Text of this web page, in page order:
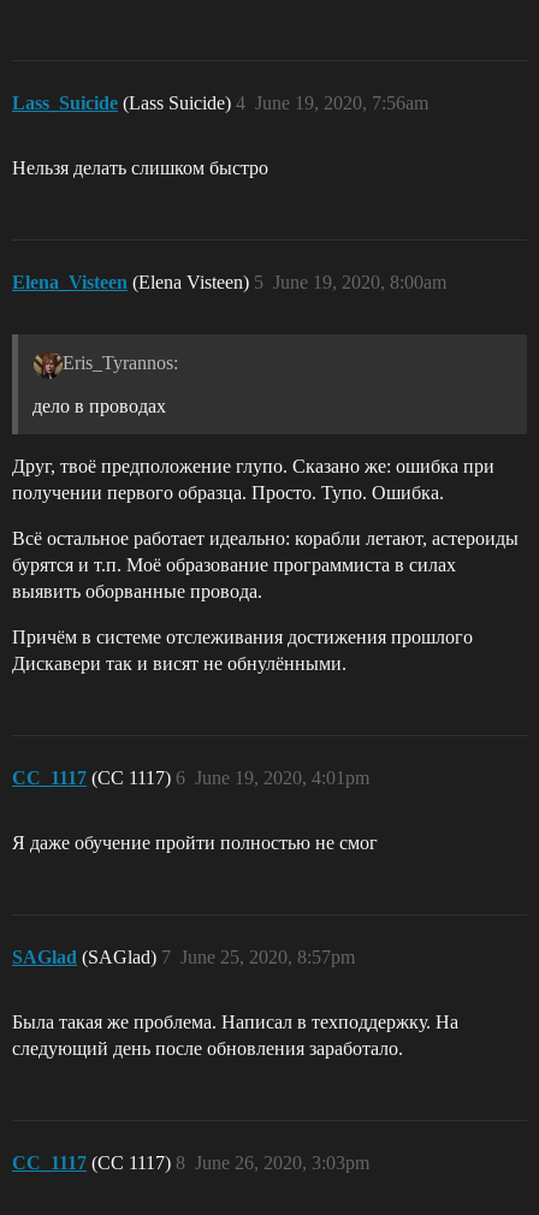
Lass_Suicide (Lass Suicide) June 19, 2020, 7:56am
4
Нельзя делать слишком быстро
Elena_Visteen (Elena Visteen) June 19, 2020, 8:00am
5
Eris_Tyrannos:
дело в проводах
Друг, твоё предположение глупо. Сказано же: ошибка при
получении первого образца. Просто. Тупо. Ошибка.
Всё остальное работает идеально: корабли летают, астероиды
бурятся и т.п. Моё образование программиста в силах
выявить оборванные провода.
Причём в системе отслеживания достижения прошлого
Дискавери так и висят не обнулёнными.
CC_1117 (CC 1117) June 19, 2020, 4:01pm
6
Я даже обучение пройти полностью не смог
SAGlad (SAGlad) June 25, 2020, 8:57pm
7
Была такая же проблема. Написал в техподдержку. На
следующий день после обновления заработало.
CC_1117 (CC 1117) June 26, 2020, 3:03pm
8